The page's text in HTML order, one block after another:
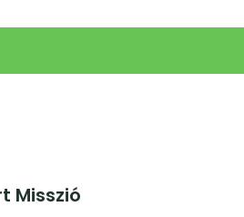
Misszió